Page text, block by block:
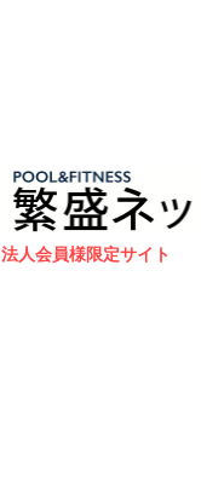
法人会員様限定サイト